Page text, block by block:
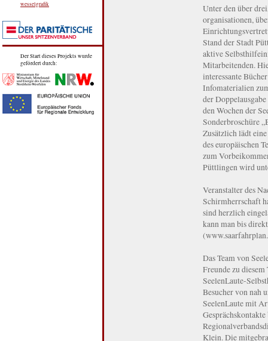
wesselgrafik
Der Start dieses Projekts wurde
gefördert durch:
Unter den über
organisationen,
Stand der Stadt
aktive
Mitarbeitenden.
interessante
Infomaterialien
der
den Wochen der
Sonderbroschüre
Zusätzlich lädt
des europäischen
zum
Püttlingen wird
Veranstalter des
Schirmherrschaft
sind herzlich
kann man bis
Das Team von
Freunde zu
SeelenLaute-
Besucher von nah
SeelenLaute mit
Klein. Die